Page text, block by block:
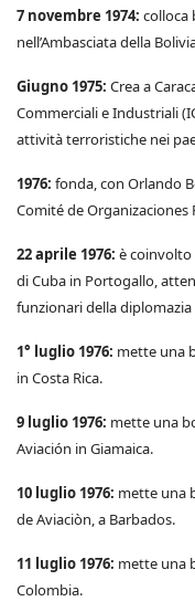
7 novembre 1974: colloca
nell’Ambasciata della
Giugno 1975: Crea a
Commerciali e Industriali
attività terroristiche nei
1976: fonda, con Orlando
Comité de Organizaciones
22 aprile 1976: è coinvolto
di Cuba in Portogallo,
funzionari della diplomazia
1° luglio 1976: mette una
in Costa Rica.
9 luglio 1976: mette una
Aviación in Giamaica.
10 luglio 1976: mette una
de Aviaciòn, a Barbados.
11 luglio 1976: mette una
Colombia.